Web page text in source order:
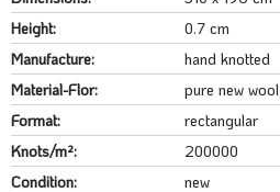
Height:
0.7 cm
Manufacture:
hand knotted
Material-Flor:
pure new wool
Format:
rectangular
Knots/m²:
200000
Condition:
new